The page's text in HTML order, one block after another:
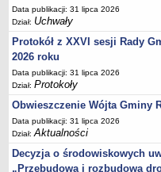
Regulamin organizacyjny
Regulamin naboru na
Ogłoszenia o naborze na
Lista kandydatów
wolne stanowiska urzędnicze
Wyniki naboru na wolne
Petycje
Sygnaliści
Galeria
Data publikacji: 31 lipca 2026
Dział: Uchwały
Protokół z XXVI sesji Rady
2026 roku
Data publikacji: 31 lipca 2026
Dział:Protokoły
Obwieszczenie Wójta Gminy
Data publikacji: 31 lipca 2026
Dział:Aktualności
Decyzja o środowiskowych
„Przebudowa i rozbudowa